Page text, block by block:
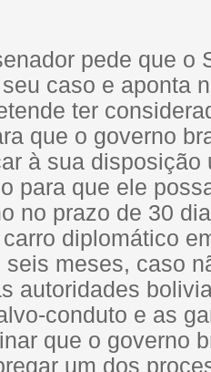
pede que o
caso e aponta
ter
que o governo
à sua disposição
para que ele
no prazo de 30
diplomático
meses, caso
autoridades
conduto e as
que o governo
um dos